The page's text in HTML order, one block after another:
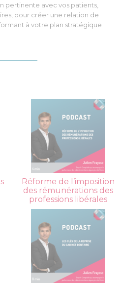
pertinente avec vos patients,
pour créer une relation de
à votre plan stratégique
Réforme de l’imposition
des rémunérations des
professions libérales